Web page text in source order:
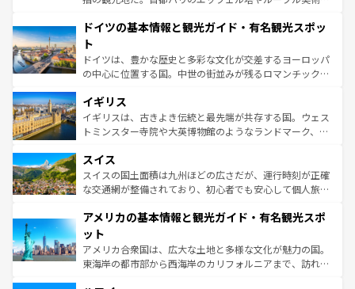
せる。地方によって風土や気候が異なるスペインはその個
ンテンツ一覧 を参照してほしい。
で、幅広い魅力が詰まっている。華麗な宮殿、歴史的な大
聖堂、美しいビーチ、そして豊かな自然が、訪れる者を心
から魅了する。また、フランスは美食の国としても知ら
れ、フランス料理はユネスコ無形文化遺産にも登録されて
香り高いラベンダー畑など、多彩な楽しみ方が可能だ。さ
らに、パリ以外の地域にも魅力が溢れており、どの街角に
も豊かな歴史と文化が息づいている。パリ以外の個性あふ
を参照してほしい。
ドイツの基本情報と観光ガイド・有名観光スポッ
ト
ドイツは、豊かな歴史と多彩な文化が交差するヨーロッパ
の中心に位置する国。中世の街並みが残るロマンチック街
顔を持つこの国は、どこを歩いても飽きることがない。ベ
ルリンの文化的活気、バイエルン州のアルプスの絶景、そ
してライン川沿いのワイン畑といった風景は必見。ビール
は、お酒好きな人にはぜひ体験してほしい。 なお、新着の
ドイツ情報はコンテンツ一覧を参照してほしい。
イギリス
イギリスは、古きよき伝統と最先端が共存する国。ウェス
トミンスター寺院や大英博物館のようなランドマーク、歴
リアごとに異なる魅力がある。また、優雅なアフタヌーン
ティー、ビール好きにはたまらない英国パブ、サッカー観
戦など、本場だからこそできる体験も豊富。イギリスを旅
ンツ一覧を参照してほしい。
スイス
スイスの国土面積は九州ほどの広さだが、運行時刻が正確
な交通網が整備されており、初心者でも安心して個人旅行
の建物がそのまま残る町や、スイスならではのユニークな
博物館もあり、アルプス観光だけでなく町歩きも満喫する
ことができる。国民の所得が高いため物価も高いが、旅行
者向けの交通パス提供のサービスもあり、うまく活用すれ
アメリカの基本情報と観光ガイド・有名観光スポ
ット
アメリカ合衆国は、広大な土地と多様な文化が魅力の国。
東海岸の都市部から西海岸のカリフォルニアまで、訪れる